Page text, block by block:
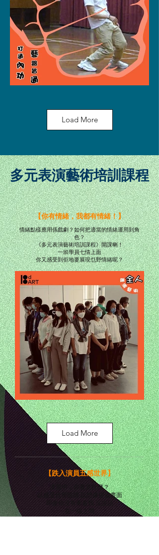
Load More
多元表演藝術培訓課程
【你有情緒，我都有情緒！】
情緒點樣應用係戲劇？如何把適當的情緒運用到角
色？
《多元表演藝術培訓課程》開課喇！
一班學員七情上面
你又感受到佢地要展現乜野情緒呢？
Load More
【跌入演員五感世界】
漆黑中，你看見什麼？
以感受代替眼睛 以想像拼湊畫面
即使你沒有牽着我 沒說話
在一線之間
我 仍然感覺到 你的氣色 你的位置